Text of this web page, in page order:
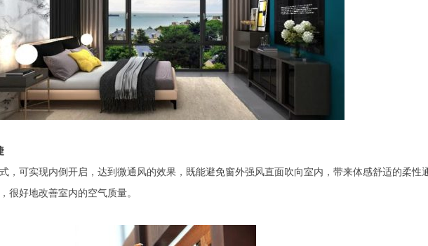
，可实现内倒开启，达到微通风的效果，既能避免窗外强风直面吹向室内，带来体感舒适的柔性
很好地改善室内的空气质量。